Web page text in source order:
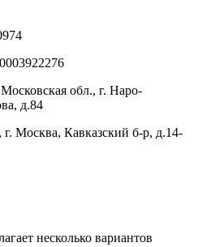
обл., г. Наро-
д.84
Москва, Кавказский б-р, д.14-
несколько вариантов